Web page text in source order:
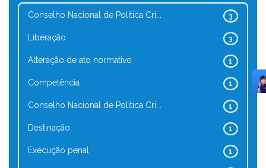
3
Conselho Nacional de Política Cri...
3
Liberação
1
Alteração de ato normativo
1
Competência
1
Conselho Nacional de Política Cri...
1
Destinação
1
Execução penal